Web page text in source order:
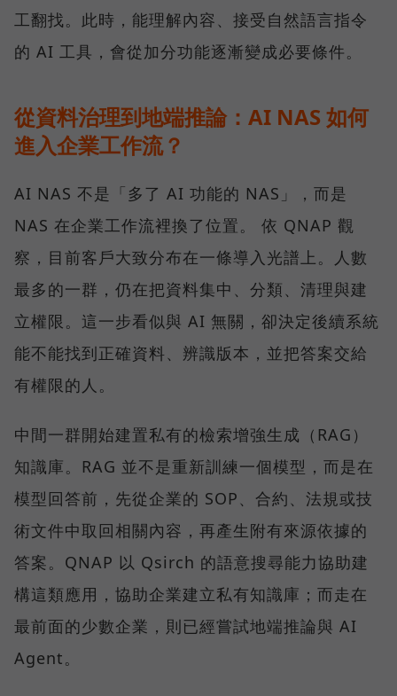
工翻找。此時，能理解內容、接受自然語言指令
的 AI 工具，會從加分功能逐漸變成必要條件。
從資料治理到地端推論：AI NAS 如何
進入企業工作流？
AI NAS 不是「多了 AI 功能的 NAS」，而是
NAS 在企業工作流裡換了位置。 依 QNAP 觀
察，目前客戶大致分布在一條導入光譜上。人數
最多的一群，仍在把資料集中、分類、清理與建
立權限。這一步看似與 AI 無關，卻決定後續系統
能不能找到正確資料、辨識版本，並把答案交給
有權限的人。
中間一群開始建置私有的檢索增強生成（RAG）
知識庫。RAG 並不是重新訓練一個模型，而是在
模型回答前，先從企業的 SOP、合約、法規或技
術文件中取回相關內容，再產生附有來源依據的
答案。QNAP 以 Qsirch 的語意搜尋能力協助建
構這類應用，協助企業建立私有知識庫；而走在
最前面的少數企業，則已經嘗試地端推論與 AI
Agent。